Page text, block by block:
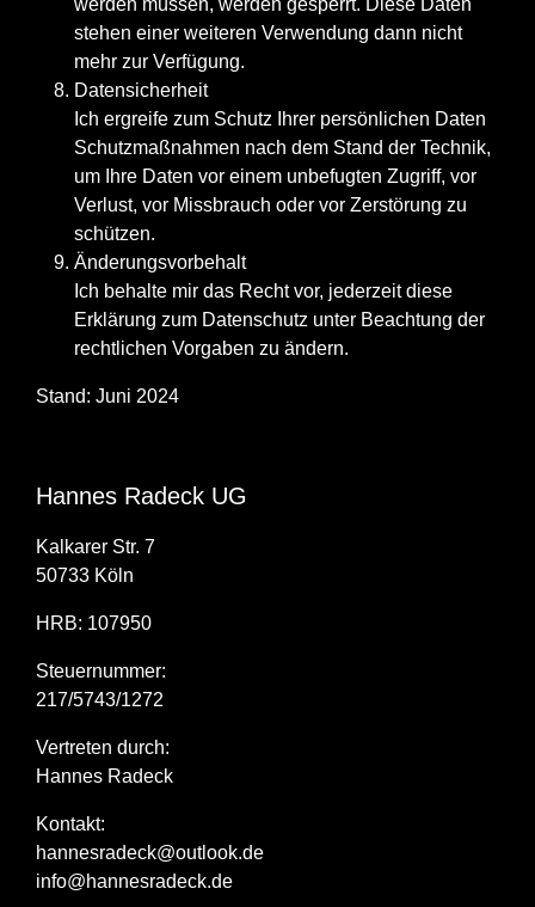
werden müssen, werden gesperrt. Diese Daten
stehen einer weiteren Verwendung dann nicht
mehr zur Verfügung.
Datensicherheit
Ich ergreife zum Schutz Ihrer persönlichen Daten
Schutzmaßnahmen nach dem Stand der Technik,
um Ihre Daten vor einem unbefugten Zugriff, vor
Verlust, vor Missbrauch oder vor Zerstörung zu
schützen.
Änderungsvorbehalt
Ich behalte mir das Recht vor, jederzeit diese
Erklärung zum Datenschutz unter Beachtung der
rechtlichen Vorgaben zu ändern.
Stand: Juni 2024
Hannes Radeck UG
Kalkarer Str. 7
50733 Köln
HRB: 107950
Steuernummer:
217/5743/1272
Vertreten durch:
Hannes Radeck
Kontakt:
hannesradeck@outlook.de
info@hannesradeck.de